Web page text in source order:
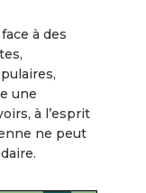
à des
une
à l’esprit
ne peut